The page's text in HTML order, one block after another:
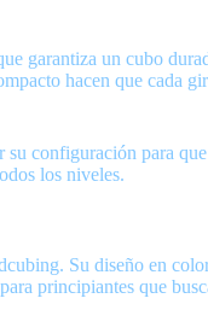
garantiza un cubo
hacen que cada
para
los niveles.
Su diseño en
principiantes que